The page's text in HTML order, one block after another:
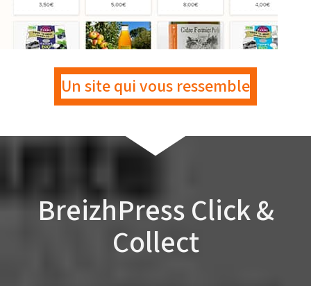
Un site qui vous ressemble
BreizhPressClick &
Collect